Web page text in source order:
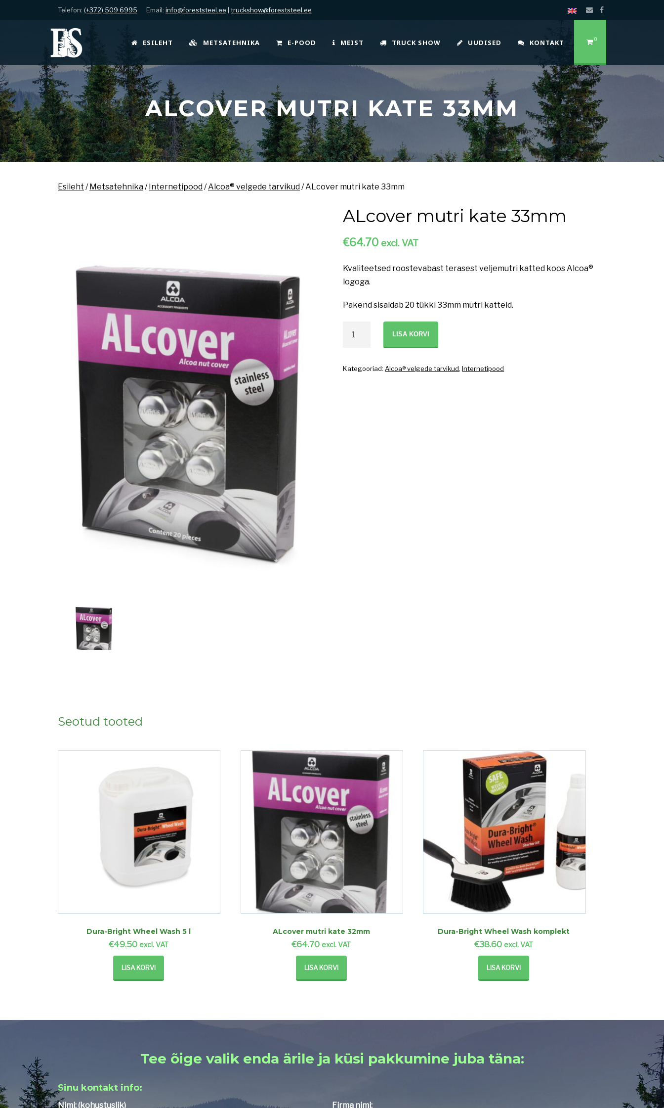
Telefon: (+372) 509 6995 Email: info@foreststeel.ee truckshow@foreststeel.ee
ESILEHT METSATEHNIKA E-POOD MEIST TRUCK SHOW UUDISED KONTAKT 0
ALCOVER MUTRI KATE 33MM
Esileht /Metsatehnika/Internetipood/Alcoa® velgede tarvikud/ ALcover mutri kate 33mm
ALcover mutri kate 33mm
€64.70 excl. VAT
Kvaliteetsed roostevabast terasest veljemutri katted koos Alcoa®
logoga.
Pakend sisaldab 20 tükki 33mm mutri katteid.
33mm
LISA KORVI
Kategooriad: Alcoa® velgede tarvikud,Internetipood
Seotud tooted
Dura-Bright Wheel Wash 5 l
€49.50 excl. VAT
LISA KORVI
ALcover mutri kate 32mm
€64.70 excl. VAT
LISA KORVI
Dura-Bright Wheel Wash komplekt
€38.60 excl. VAT
LISA KORVI
Tee õige valik enda ärile ja küsi pakkumine juba täna:
Sinu kontakt info:
Nimi: (kohustuslik) Firma nimi: